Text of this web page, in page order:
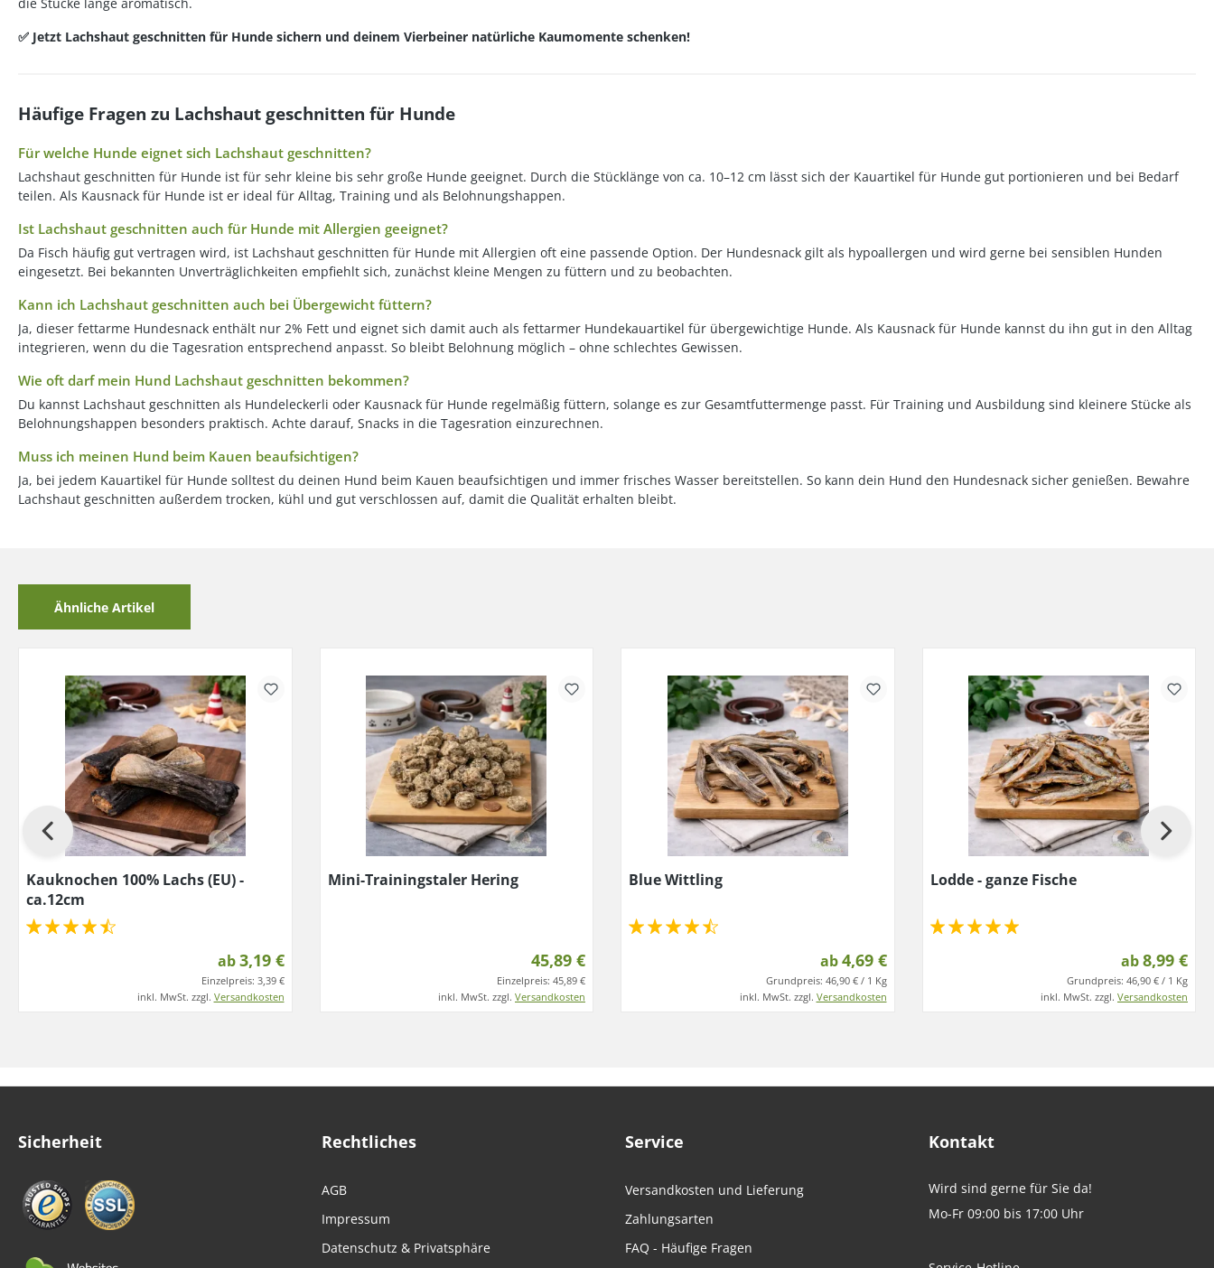
✅ Jetzt Lachshaut geschnitten für Hunde sichern und deinem Vierbeiner natürliche Kaumomente schenken!
Häufige Fragen zu Lachshaut geschnitten für Hunde
Für welche Hunde eignet sich Lachshaut geschnitten?
Lachshaut geschnitten für Hunde ist für sehr kleine bis sehr große Hunde geeignet. Durch die Stücklänge von ca. 10–12 cm lässt sich der Kauartikel für Hunde gut portionieren und bei Bedarf
teilen. Als Kausnack für Hunde ist er ideal für Alltag, Training und als Belohnungshappen.
Ist Lachshaut geschnitten auch für Hunde mit Allergien geeignet?
Da Fisch häufig gut vertragen wird, ist Lachshaut geschnitten für Hunde mit Allergien oft eine passende Option. Der Hundesnack gilt als hypoallergen und wird gerne bei sensiblen Hunden
eingesetzt. Bei bekannten Unverträglichkeiten empfiehlt sich, zunächst kleine Mengen zu füttern und zu beobachten.
Kann ich Lachshaut geschnitten auch bei Übergewicht füttern?
Ja, dieser fettarme Hundesnack enthält nur 2% Fett und eignet sich damit auch als fettarmer Hundekauartikel für übergewichtige Hunde. Als Kausnack für Hunde kannst du ihn gut in den Alltag
integrieren, wenn du die Tagesration entsprechend anpasst. So bleibt Belohnung möglich – ohne schlechtes Gewissen.
Wie oft darf mein Hund Lachshaut geschnitten bekommen?
Du kannst Lachshaut geschnitten als Hundeleckerli oder Kausnack für Hunde regelmäßig füttern, solange es zur Gesamtfuttermenge passt. Für Training und Ausbildung sind kleinere Stücke als
Belohnungshappen besonders praktisch. Achte darauf, Snacks in die Tagesration einzurechnen.
Muss ich meinen Hund beim Kauen beaufsichtigen?
Ja, bei jedem Kauartikel für Hunde solltest du deinen Hund beim Kauen beaufsichtigen und immer frisches Wasser bereitstellen. So kann dein Hund den Hundesnack sicher genießen. Bewahre
Lachshaut geschnitten außerdem trocken, kühl und gut verschlossen auf, damit die Qualität erhalten bleibt.
Ähnliche Artikel
Kauknochen 100% Lachs (EU) -
ca.12cm
ab3,19 €
Einzelpreis: 3,39 €
inkl. MwSt. zzgl. Versandkosten
Mini-Trainingstaler Hering
45,89 €
Einzelpreis: 45,89 €
inkl. MwSt. zzgl. Versandkosten
Blue Wittling
ab4,69 €
Grundpreis: 46,90 € / 1 Kg
inkl. MwSt. zzgl. Versandkosten
Lodde - ganze Fische
ab8,99 €
Grundpreis: 46,90 € / 1 Kg
inkl. MwSt. zzgl. Versandkosten
Sicherheit Rechtliches
AGB
Impressum
Datenschutz & Privatsphäre
Service
Versandkosten und Lieferung
Zahlungsarten
FAQ - Häufige Fragen
Kontakt
Wird sind gerne für Sie da!
Mo-Fr 09:00 bis 17:00 Uhr